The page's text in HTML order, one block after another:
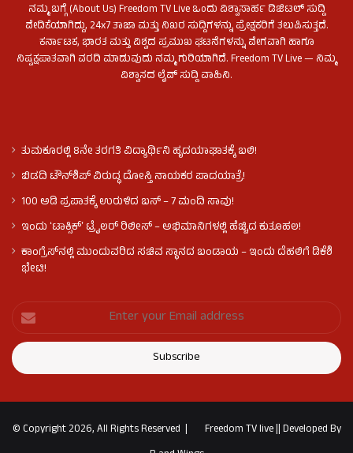
ನಮ್ಮ ಬಗ್ಗೆ (About Us) Freedom TV Live ಒಂದು ವಿಶ್ವಾಸಾರ್ಹ ಡಿಜಿಟಲ್ ಸುದ್ದಿ
ವೇದಿಕೆಯಾಗಿದ್ದು, 24x7 ತಾಜಾ ಮತ್ತು ನಿಖರ ಸುದ್ದಿಗಳನ್ನು ಪ್ರೇಕ್ಷಕರಿಗೆ ತಲುಪಿಸುತ್ತದೆ.
ಕರ್ನಾಟಕ, ಭಾರತ ಮತ್ತು ವಿಶ್ವದ ಪ್ರಮುಖ ಘಟನೆಗಳನ್ನು ವೇಗವಾಗಿ ಹಾಗೂ
ನಿಷ್ಪಕ್ಷಪಾತವಾಗಿ ವರದಿ ಮಾಡುವುದು ನಮ್ಮ ಗುರಿಯಾಗಿದೆ. Freedom TV Live — ನಿಮ್ಮ
ವಿಶ್ವಾಸದ ಲೈವ್ ಸುದ್ದಿ ವಾಹಿನಿ.
ತುಮಕೂರಲ್ಲಿ 8ನೇ ತರಗತಿ ವಿದ್ಯಾರ್ಥಿನಿ ಹೃದಯಾಘಾತಕ್ಕೆ ಬಲಿ!
ಬಿಡದಿ ಟೌನ್‌ಶಿಪ್‌ ವಿರುದ್ಧ ದೋಸ್ತಿ ನಾಯಕರ ಪಾದಯಾತ್ರೆ!
100 ಅಡಿ ಪ್ರಪಾತಕ್ಕೆ ಉರುಳಿದ ಬಸ್‌ – 7 ಮಂದಿ ಸಾವು!
ಇಂದು ʻಟಾಕ್ಸಿಕ್ʼ ಟ್ರೈಲರ್ ರಿಲೀಸ್‌ – ಅಭಿಮಾನಿಗಳಲ್ಲಿ ಹೆಚ್ಚಿದ ಕುತೂಹಲ!
ಕಾಂಗ್ರೆಸ್​ನಲ್ಲಿ ಮುಂದುವರಿದ ಸಚಿವ ಸ್ಥಾನದ ಬಂಡಾಯ – ಇಂದು ದೆಹಲಿಗೆ ಡಿಕೆಶಿ
ಭೇಟಿ!
© Copyright 2026, All Rights Reserved | Freedom TV live||Developed By